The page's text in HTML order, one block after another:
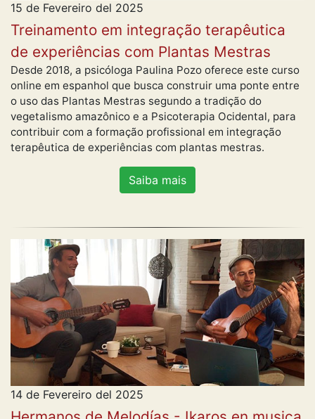
15 de Fevereiro del 2025
Treinamento em integração terapêutica
de experiências com Plantas Mestras
Desde 2018, a psicóloga Paulina Pozo oferece este curso
online em espanhol que busca construir uma ponte entre
o uso das Plantas Mestras segundo a tradição do
vegetalismo amazônico e a Psicoterapia Ocidental, para
contribuir com a formação profissional em integração
terapêutica de experiências com plantas mestras.
Saiba mais
14 de Fevereiro del 2025